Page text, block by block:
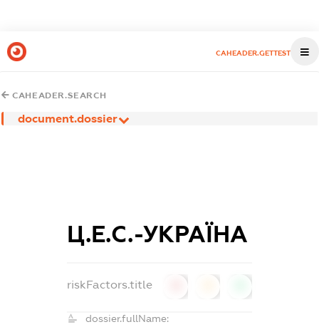
CAHEADER.GETTEST
CAHEADER.SEARCH
document.dossier
Ц.Е.С.-УКРАЇНА
riskFactors.title
dossier.fullName: